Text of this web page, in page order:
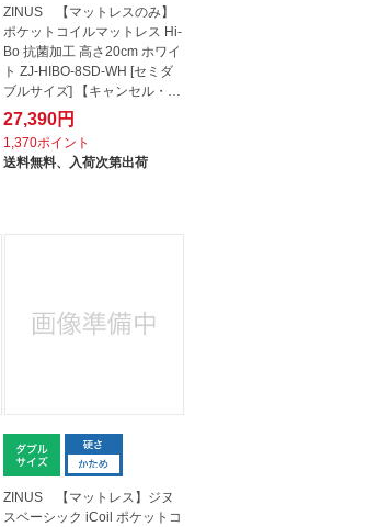
ZINUS 【マットレスのみ】
ポケットコイルマットレス Hi-
Bo 抗菌加工 高さ20cm ホワイ
ト ZJ-HIBO-8SD-WH [セミダ
ブルサイズ] 【キャンセル・返
品不...
27,390円
1,370ポイント
送料無料、
入荷次第出荷
ZINUS 【マットレス】ジヌ
スベーシック iCoil ポケットコ